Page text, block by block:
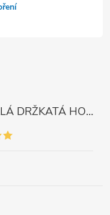
Tričko s potiskem, dětské, MALÁ DRŽKATÁ HOLKA, 1 ks